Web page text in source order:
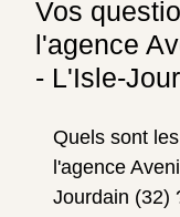
Vos
l'agence
- L'Isle-
Quels sont
l'agence
Jourdain (32)